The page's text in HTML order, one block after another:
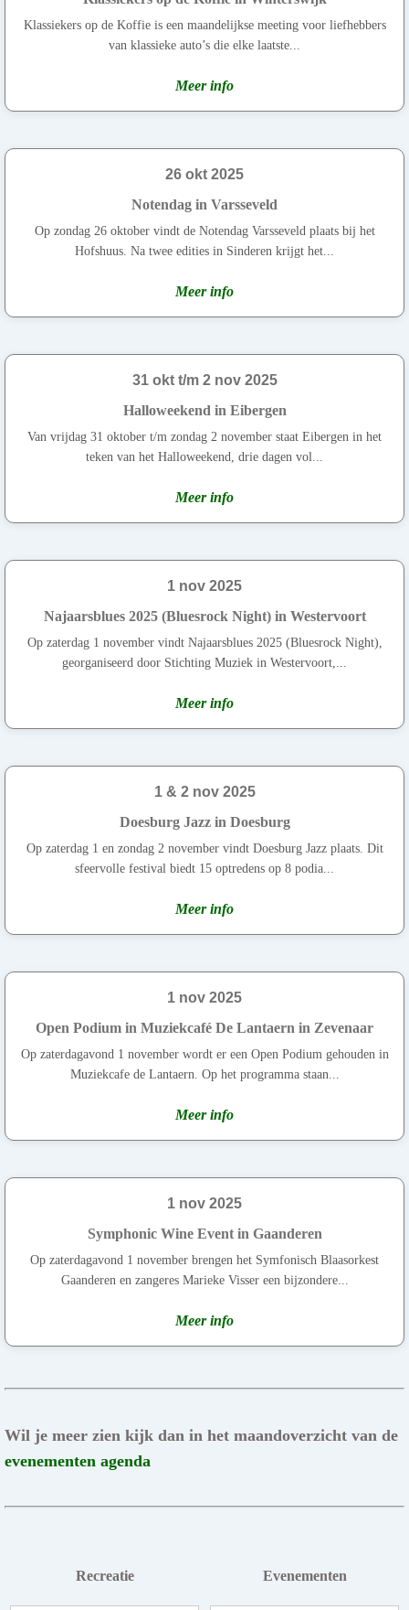
Klassiekers op de Koffie is een maandelijkse meeting voor liefhebbers
van klassieke auto’s die elke laatste...
Meer info
26 okt 2025
Notendag in Varsseveld
Op zondag 26 oktober vindt de Notendag Varsseveld plaats bij het
Hofshuus. Na twee edities in Sinderen krijgt het...
Meer info
31 okt t/m 2 nov 2025
Halloweekend in Eibergen
Van vrijdag 31 oktober t/m zondag 2 november staat Eibergen in het
teken van het Halloweekend, drie dagen vol...
Meer info
1 nov 2025
Najaarsblues 2025 (Bluesrock Night) in Westervoort
Op zaterdag 1 november vindt Najaarsblues 2025 (Bluesrock Night),
georganiseerd door Stichting Muziek in Westervoort,...
Meer info
1 & 2 nov 2025
Doesburg Jazz in Doesburg
Op zaterdag 1 en zondag 2 november vindt Doesburg Jazz plaats. Dit
sfeervolle festival biedt 15 optredens op 8 podia...
Meer info
1 nov 2025
Open Podium in Muziekcafé De Lantaern in Zevenaar
Op zaterdagavond 1 november wordt er een Open Podium gehouden in
Muziekcafe de Lantaern. Op het programma staan...
Meer info
1 nov 2025
Symphonic Wine Event in Gaanderen
Op zaterdagavond 1 november brengen het Symfonisch Blaasorkest
Gaanderen en zangeres Marieke Visser een bijzondere...
Meer info
Wil je meer zien kijk dan in het maandoverzicht van de
evenementen agenda
Recreatie Evenementen